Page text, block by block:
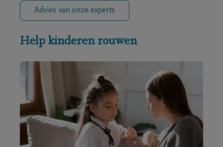
Advies van onze experts
Help kinderen rouwen